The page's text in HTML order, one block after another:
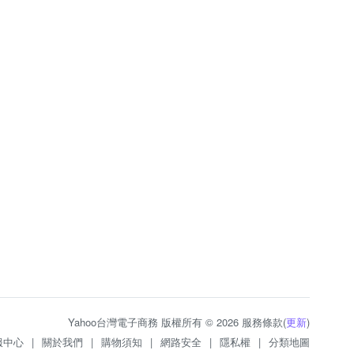
Yahoo台灣電子商務 版權所有 © 2026 服務條款(更新)
中心 | 關於我們 | 購物須知 | 網路安全 | 隱私權 | 分類地圖